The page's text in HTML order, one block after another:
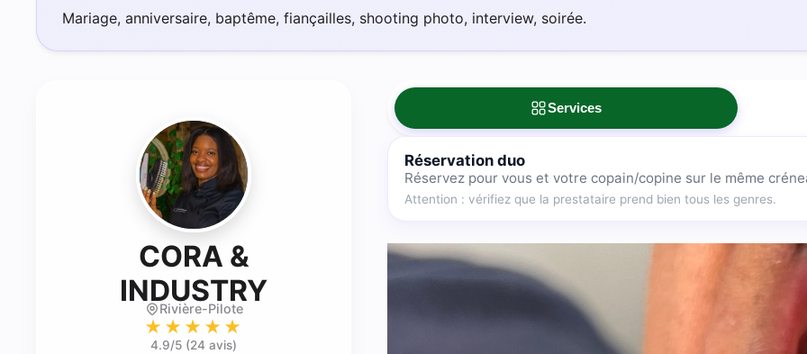
Mariage, anniversaire, baptême, fiançailles, shooting photo, interview, soirée.
CORA &
INDUSTRY- practicienne beauté bien être à
Rivière-Pilote
★★★★★
4.9/5 (24 avis)
Services
Réservation duo
Réservez pour vous et votre copain/copine sur le même
Attention : vérifiez que la prestataire prend bien tous les genres.